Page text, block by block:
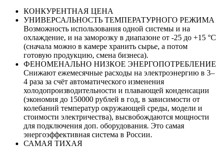
КОНКУРЕНТНАЯ ЦЕНА
УНИВЕРСАЛЬНОСТЬ ТЕМПЕРАТУРНОГО РЕЖИМА
Возможность использования одной системы и на
охлаждение, и на заморозку в диапазоне от -25 до +15 °C
(сначала можно в камере хранить сырье, а потом
готовую продукцию, смена бизнеса).
ФЕНОМЕНАЛЬНО НИЗКОЕ ЭНЕРГОПОТРЕБЛЕНИЕ
Снижают ежемесячные расходы на электроэнергию в 3–
4 раза за счёт автоматического изменения
холодопроизводительности и плавающей конденсации
(экономия до 150000 рублей в год, в зависимости от
колебаний температур окружающей среды, модели и
стоимости электричества), высвобождаются мощности
для подключения доп. оборудования. Это самая
энергоэффективная система в России.
САМАЯ ТИХАЯ